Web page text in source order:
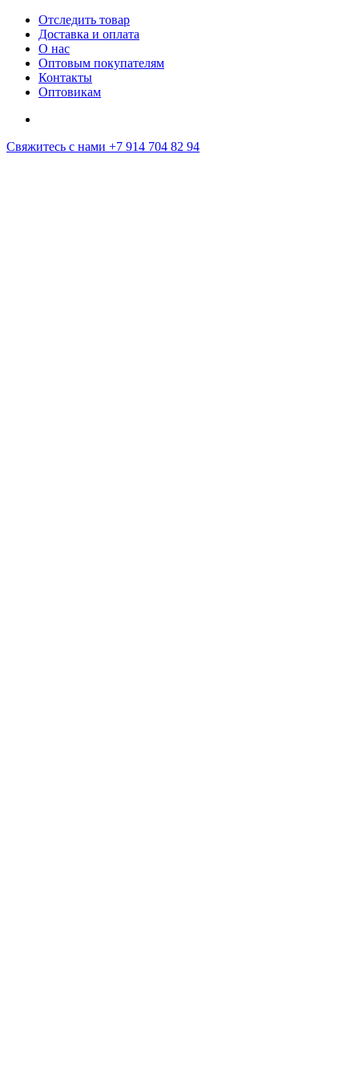
Отследить товар
Доставка и оплата
О нас
Оптовым покупателям
Контакты
Оптовикам
Свяжитесь с нами +7 914 704 82 94